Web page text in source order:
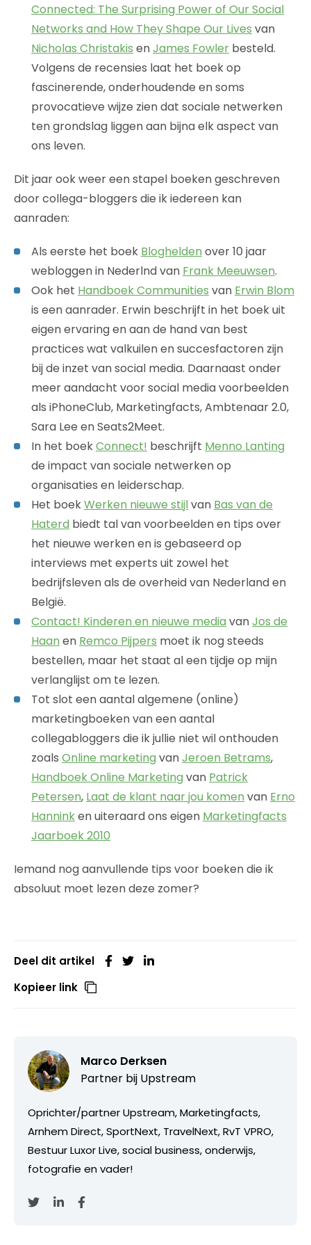
Connected: The Surprising Power of Our Social
Networks and How They Shape Our Lives van
Nicholas Christakis enJames Fowler besteld.
Volgens de recensies laat het boek op
fascinerende, onderhoudende en soms
provocatieve wijze zien dat sociale netwerken
ten grondslag liggen aan bijna elk aspect van
ons leven.
Dit jaar ook weer een stapel boeken geschreven
door collega-bloggers die ik iedereen kan
aanraden:
Als eerste het boek Bloghelden over 10 jaar
webloggen in Nederlnd van Frank Meeuwsen.
Ook het Handboek Communities van Erwin Blom
is een aanrader. Erwin beschrijft in het boek uit
eigen ervaring en aan de hand van best
practices wat valkuilen en succesfactoren zijn
bij de inzet van social media. Daarnaast onder
meer aandacht voor social media voorbeelden
als iPhoneClub, Marketingfacts, Ambtenaar 2.0,
Sara Lee en Seats2Meet.
In het boekConnect! beschrijft Menno Lanting
de impact van sociale netwerken op
organisaties en leiderschap.
Het boekWerken nieuwe stijlvan Bas van de
Haterd biedt tal van voorbeelden en tips over
het nieuwe werken en is gebaseerd op
interviews met experts uit zowel het
bedrijfsleven als de overheid van Nederland en
België.
Contact! Kinderen en nieuwe media vanJos de
Haan en Remco Pijpers moet ik nog steeds
bestellen, maar het staat al een tijdje op mijn
verlanglijst om te lezen.
Tot slot een aantal algemene (online)
marketingboeken van een aantal
collegabloggers die ik jullie niet wil onthouden
zoals Online marketing vanJeroen Betrams,
Handboek Online Marketing van Patrick
Petersen, Laat de klant naar jou komen van Erno
Hanninken uiteraard ons eigen Marketingfacts
Jaarboek 2010
Iemand nog aanvullende tips voor boeken die ik
absoluut moet lezen deze zomer?
Deel dit artikel
Kopieer link
Marco Derksen
Partner bij Upstream
Oprichter/partner Upstream, Marketingfacts,
Arnhem Direct, SportNext, TravelNext, RvT VPRO,
Bestuur Luxor Live, social business, onderwijs,
fotografie en vader!